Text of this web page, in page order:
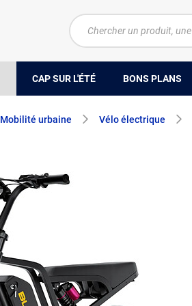
CAP SUR L'ÉTÉ BONS PLANS
Mobilité urbaine Vélo électrique